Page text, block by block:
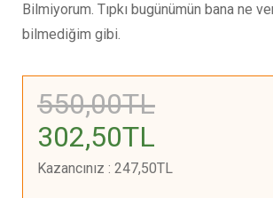
Bilmiyorum. Tıpkı bugünümün bana ne
bilmediğim gibi.
550,00TL
302,50TL
Kazancınız : 247,50TL